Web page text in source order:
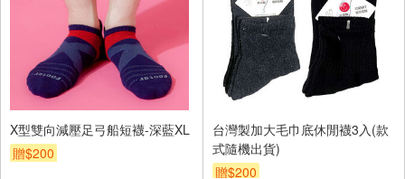
X型雙向減壓足弓船短襪-深藍XL
贈$200
台灣製加大毛巾底休閒襪3入(款
式隨機出貨)
贈$200